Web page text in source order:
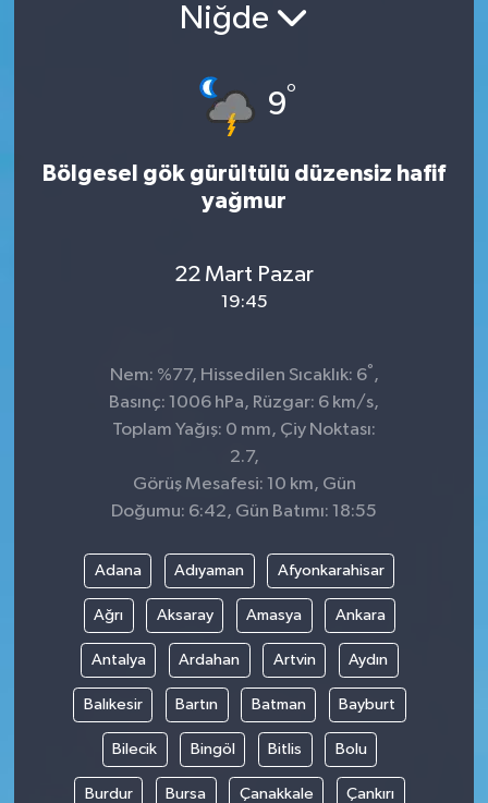
Niğde
9°
Bölgesel gök gürültülü düzensiz hafif
yağmur
22 Mart Pazar
19:45
Nem: %77, Hissedilen Sıcaklık: 6° ,
Basınç: 1006 hPa, Rüzgar: 6 km/s,
Toplam Yağış: 0 mm, Çiy Noktası:
2.7,
Görüş Mesafesi: 10 km, Gün
Doğumu: 6:42, Gün Batımı: 18:55
Adana Adıyaman Afyonkarahisar
Ağrı Aksaray Amasya Ankara
Antalya Ardahan Artvin Aydın
Balıkesir Bartın Batman Bayburt
Bilecik Bingöl Bitlis Bolu
Burdur Bursa Çanakkale Çankırı
PROJELER İNGİLİZCE